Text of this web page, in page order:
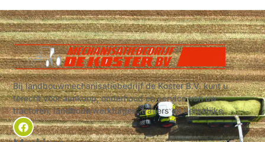
Bij landbouwmechanisatiebedrijf de Koster B.V. kunt u
terecht voor aankoop, onderhoud en service van uw
tractoren, landbouwwerktuigen, trailers en dergelijke.